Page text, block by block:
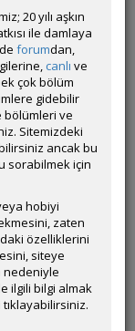
13:46
20 yılı aşkın
ile damlaya
forumdan,
canlı ve
çok bölüm
gidebilir
bölümleri ve
Sitemizdeki
ancak bu
sorabilmek için
hobiyi
zaten
özelliklerini
siteye
nedeniyle
ilgili bilgi almak